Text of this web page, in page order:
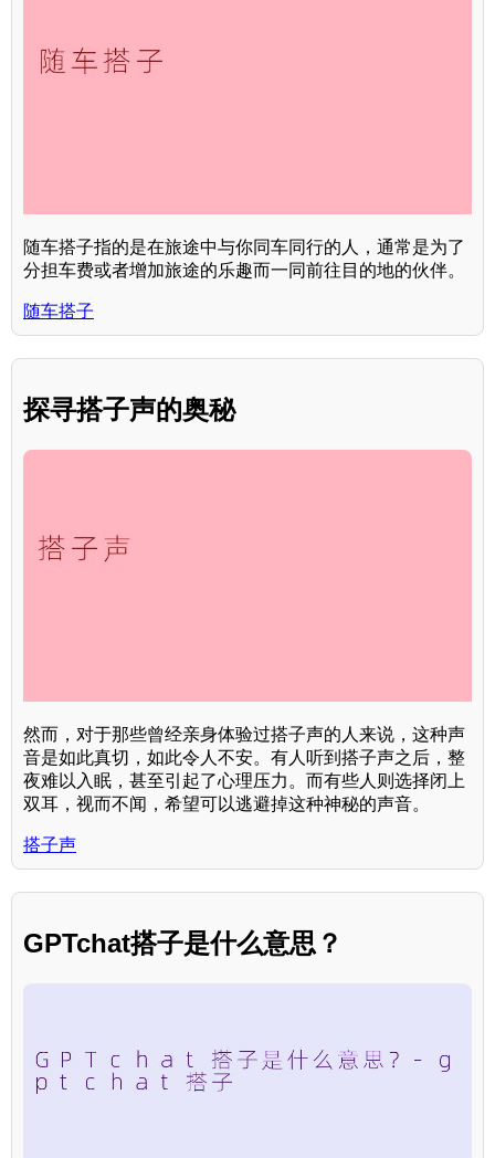
随车搭子指的是在旅途中与你同车同行的人，通常是为了
分担车费或者增加旅途的乐趣而一同前往目的地的伙伴。
随车搭子
探寻搭子声的奥秘
然而，对于那些曾经亲身体验过搭子声的人来说，这种声
音是如此真切，如此令人不安。有人听到搭子声之后，整
夜难以入眠，甚至引起了心理压力。而有些人则选择闭上
双耳，视而不闻，希望可以逃避掉这种神秘的声音。
搭子声
GPTchat搭子是什么意思？